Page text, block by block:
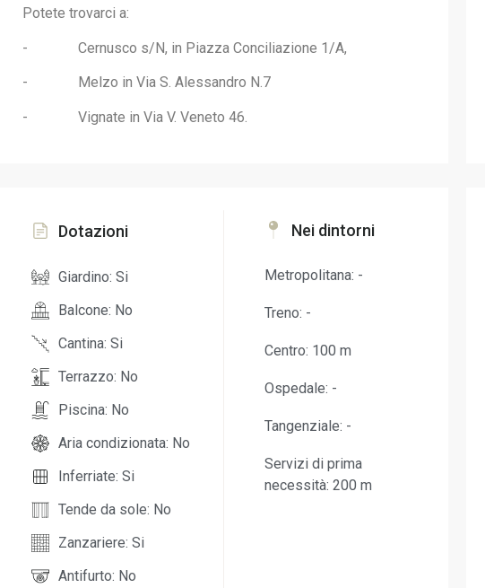
Potete trovarci a:
- Cernusco s/N, in Piazza Conciliazione 1/A,
- Melzo in Via S. Alessandro N.7
- Vignate in Via V. Veneto 46.
Dotazioni
Giardino: Si
Balcone: No
Cantina: Si
Terrazzo: No
Piscina: No
Aria condizionata: No
Inferriate: Si
Tende da sole: No
Zanzariere: Si
Antifurto: No
Nei dintorni
Metropolitana: -
Treno: -
Centro: 100 m
Ospedale: -
Tangenziale: -
Servizi di prima
necessità: 200 m